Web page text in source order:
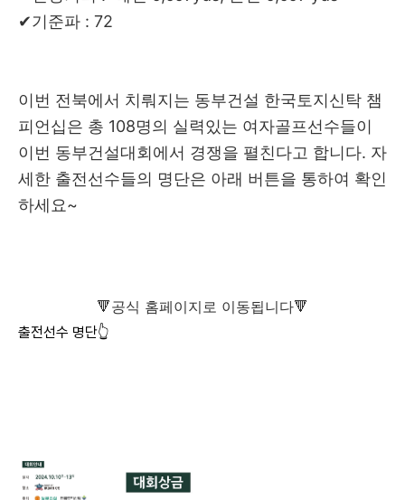
✔기준파 : 72
이번 전북에서 치뤄지는 동부건설 한국토지신탁 챔
피언십은 총 108명의 실력있는 여자골프선수들이
이번 동부건설대회에서 경쟁을 펼친다고 합니다. 자
세한 출전선수들의 명단은 아래 버튼을 통하여 확인
하세요~
🔻공식 홈페이지로 이동됩니다🔻
출전선수 명단👆